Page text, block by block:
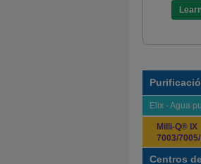
Elix - Agua
Milli-Q® IX
7003/
Centros